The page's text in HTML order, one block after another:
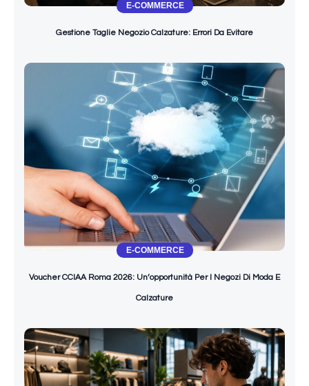
E-COMMERCE
Gestione Taglie Negozio Calzature: Errori Da Evitare
E-COMMERCE
Voucher CCIAA Roma 2026: Un’opportunità Per I Negozi Di Moda E
Calzature